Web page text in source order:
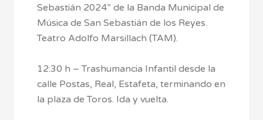
Sebastián 2024” de la Banda Municipal de
Música de San Sebastián de los Reyes.
Teatro Adolfo Marsillach (TAM).
12:30 h – Trashumancia Infantil desde la
calle Postas, Real, Estafeta, terminando en
la plaza de Toros. Ida y vuelta.